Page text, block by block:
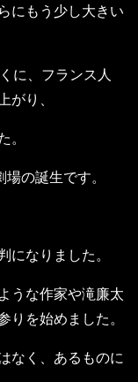
にもう少し大きい
に、フランス人
り、
の誕生です。
なりました。
うな作家や滝廉太
を始めました。
なく、あるものに